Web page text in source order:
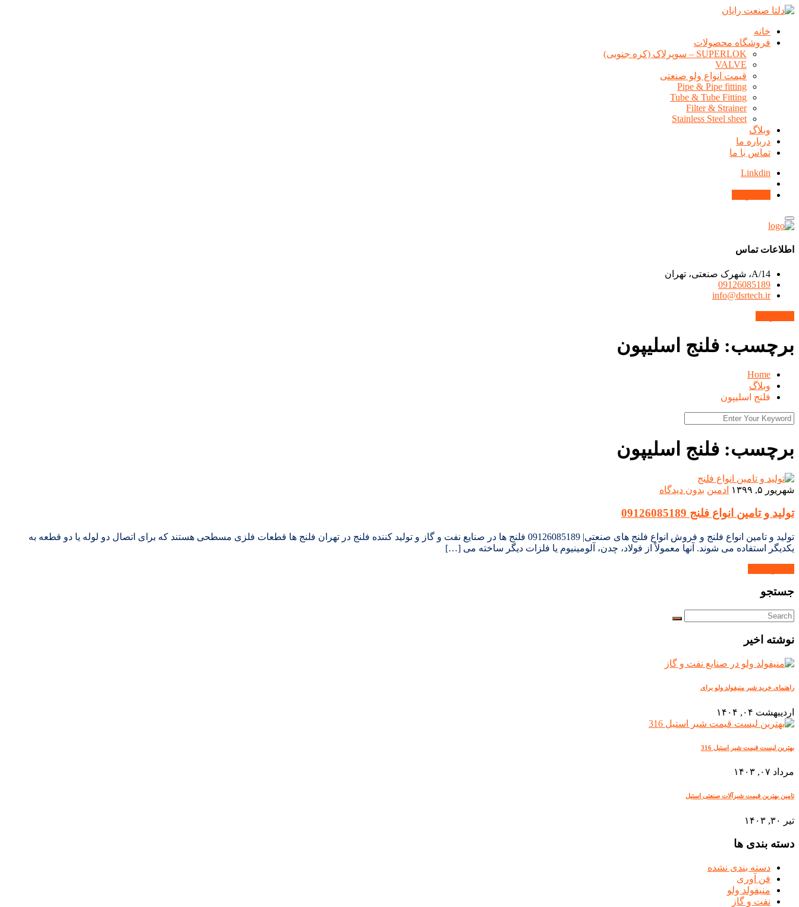
خانه
فروشگاه محصولات
SUPERLOK – سوپرلاک (کره جنوبی)
VALVE
قیمت انواع ولو صنعتی
Pipe & Pipe fitting
Tube & Tube Fitting
Filter & Strainer
Stainless Steel sheet
وبلاگ
درباره ما
تماس با ما
Linkdin
اطلاعات تماس
14/A، شهرک صنعتی، تهران
09126085189
info@dsrtech.ir
برچسب: فلنج اسلیپون
Home
وبلاگ
فلنج اسلیپون
برچسب: فلنج اسلیپون
شهریور ۵, ۱۳۹۹ ادمین بدون دیدگاه
تولید و تامین انواع فلنج 09126085189
تولید و تامین انواع فلنج و فروش انواع فلنج های صنعتی| 09126085189 فلنج ها در صنایع نفت و گاز و تولید کننده فلنج در تهران فلنج ها قطعات فلزی مسطحی هستند که برای اتصال دو لوله یا دو قطعه به
یکدیگر استفاده می شوند. آنها معمولاً از فولاد، چدن، آلومینیوم یا فلزات دیگر ساخته می […]
جستجو
نوشته اخیر
راهنمای خرید شیر منیفولد ولو برای
اردیبهشت ۰۴, ۱۴۰۴
بهترین لیست قیمت شیر استیل 316
مرداد ۰۷, ۱۴۰۳
تامین بهترین قیمت شیرآلات صنعتی استیل
تیر ۳۰, ۱۴۰۳
دسته بندی ها
دسته بندی نشده
فن آوری
منیفولد ولو
نفت و گاز